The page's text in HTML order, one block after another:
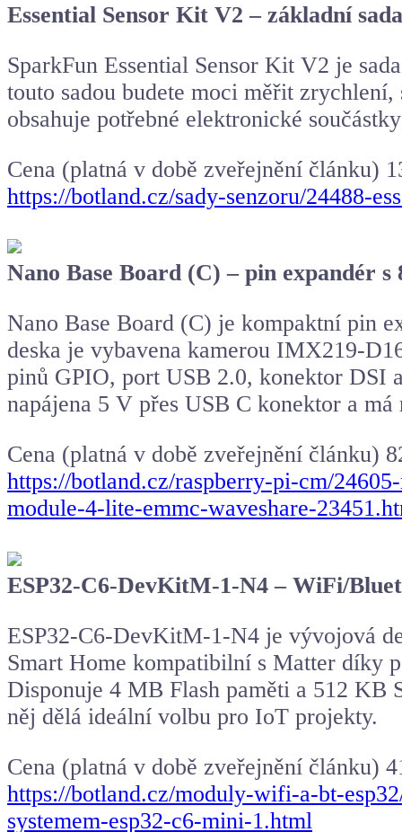
Essential Sensor Kit V2 – základní
SparkFun Essential Sensor Kit V2 je
touto sadou budete moci měřit
obsahuje potřebné elektronické
Cena (platná v době zveřejnění článku)
https://botland.cz/sady-senzoru/24488-
Nano Base Board (C) – pin expandér
Nano Base Board (C) je kompaktní pin
deska je vybavena kamerou IMX219-
pinů GPIO, port USB 2.0, konektor
napájena 5 V přes USB C konektor a
Cena (platná v době zveřejnění článku)
https://botland.cz/raspberry-pi-cm/
module-4-lite-emmc-waveshare-
ESP32-C6-DevKitM-1-N4 – WiFi/
ESP32-C6-DevKitM-1-N4 je vývojová
Smart Home kompatibilní s Matter díky
Disponuje 4 MB Flash paměti a 512 KB
něj dělá ideální volbu pro IoT projekty.
Cena (platná v době zveřejnění článku)
https://botland.cz/moduly-wifi-a-bt-
systemem-esp32-c6-mini-1.html